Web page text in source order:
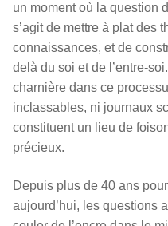
un moment où la question
s’agit de mettre à plat des
connaissances, et de
delà du soi et de l’entre-
charnière dans ce
inclassables, ni journaux
constituent un lieu de
précieux.
Depuis plus de 40 ans
aujourd’hui, les questions